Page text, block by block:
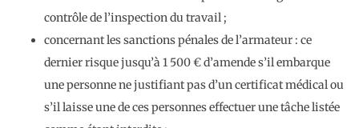
contrôle de l’inspection du travail ;
concernant les sanctions pénales de l’armateur : ce
dernier risque jusqu’à 1 500 € d’amende s’il embarque
une personne ne justifiant pas d’un certificat médical ou
s’il laisse une de ces personnes effectuer une tâche listée